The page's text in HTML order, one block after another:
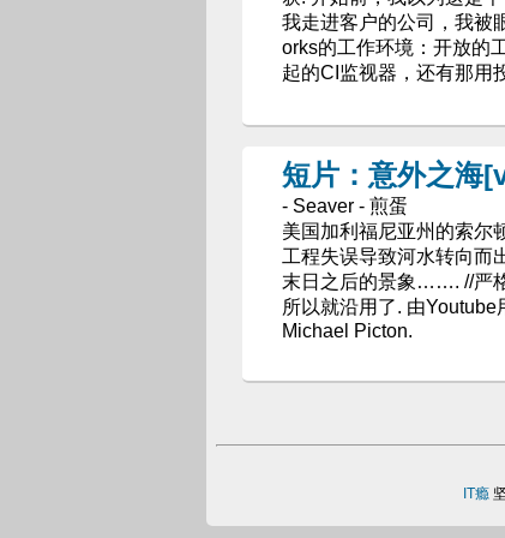
我走进客户的公司，我被
orks的工作环境：开放的
起的CI监视器，还有那用
短片：意外之海
- Seaver - 煎蛋
美国加利福尼亚州的索尔
工程失误导致河水转向而
末日之后的景象……. //严
所以就沿用了. 由
Michael Picton.
IT瘾